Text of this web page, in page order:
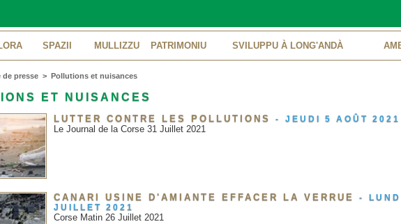
SPAZII MULLIZZU PATRIMONIU SVILUPPU À LONG'ANDÀ
de presse > Pollutions et nuisances
ET NUISANCES
LUTTER CONTRE LES POLLUTIONS - JEUDI 5 AOÛT 2021
Le Journal de la Corse 31 Juillet 2021
CANARI USINE D'AMIANTE EFFACER LA VERRUE -
JUILLET 2021
Corse Matin 26 Juillet 2021